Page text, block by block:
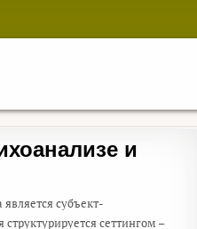
и
субъект-
сеттингом –